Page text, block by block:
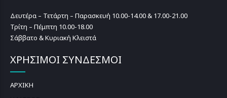
Δευτέρα – Τετάρτη – Παρασκευή 10.00-14.00 & 17.00-21.00
Τρίτη – Πέμπτη 10.00-18.00
Σάββατο & Κυριακή Κλειστά
ΧΡΗΣΙΜΟΙ ΣΥΝΔΕΣΜΟΙ
ΑΡΧΙΚΗ